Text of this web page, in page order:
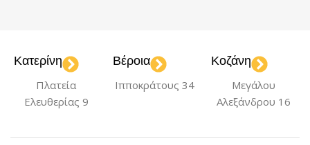
Gold,Turquoise
ΜΟΝΤΈΛΟ
iPhone 15 Pro Max
Purple,Gold,Rose
Gold
Silver
Titanium
ΜΟΝΤΈΛΟ
Κατερίνη
Πλατεία
Ελευθερίας 9
Βέροια
Ιπποκράτους 34
Κοζάνη
Μεγάλου
Αλεξάνδρου 16